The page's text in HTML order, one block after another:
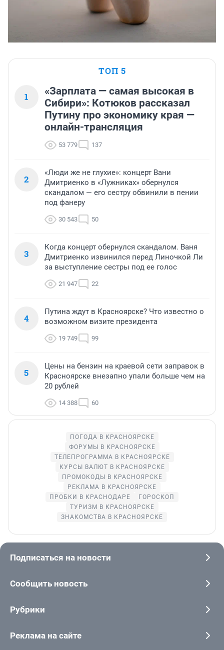
ТОП 5
1
«Зарплата — самая высокая в
Сибири»: Котюков рассказал
Путину про экономику края —
онлайн-трансляция
53 779 137
2
«Люди же не глухие»: концерт Вани
Дмитриенко в «Лужниках» обернулся
скандалом — его сестру обвинили в пении
под фанеру
30 543 50
3
Когда концерт обернулся скандалом. Ваня
Дмитриенко извинился перед Линочкой Ли
за выступление сестры под ее голос
21 947 22
4
Путина ждут в Красноярске? Что известно о
возможном визите президента
19 749 99
5
Цены на бензин на краевой сети заправок в
Красноярске внезапно упали больше чем на
20 рублей
14 388 60
ПОГОДА В КРАСНОЯРСКЕ
ФОРУМЫ В КРАСНОЯРСКЕ
ТЕЛЕПРОГРАММА В КРАСНОЯРСКЕ
КУРСЫ ВАЛЮТ В КРАСНОЯРСКЕ
ПРОМОКОДЫ В КРАСНОЯРСКЕ
РЕКЛАМА В КРАСНОЯРСКЕ
ПРОБКИ В КРАСНОДАРЕ
ГОРОСКОП
ТУРИЗМ В КРАСНОЯРСКЕ
ЗНАКОМСТВА В КРАСНОЯРСКЕ
Подписаться на новости
Сообщить новость
Рубрики
Реклама на сайте